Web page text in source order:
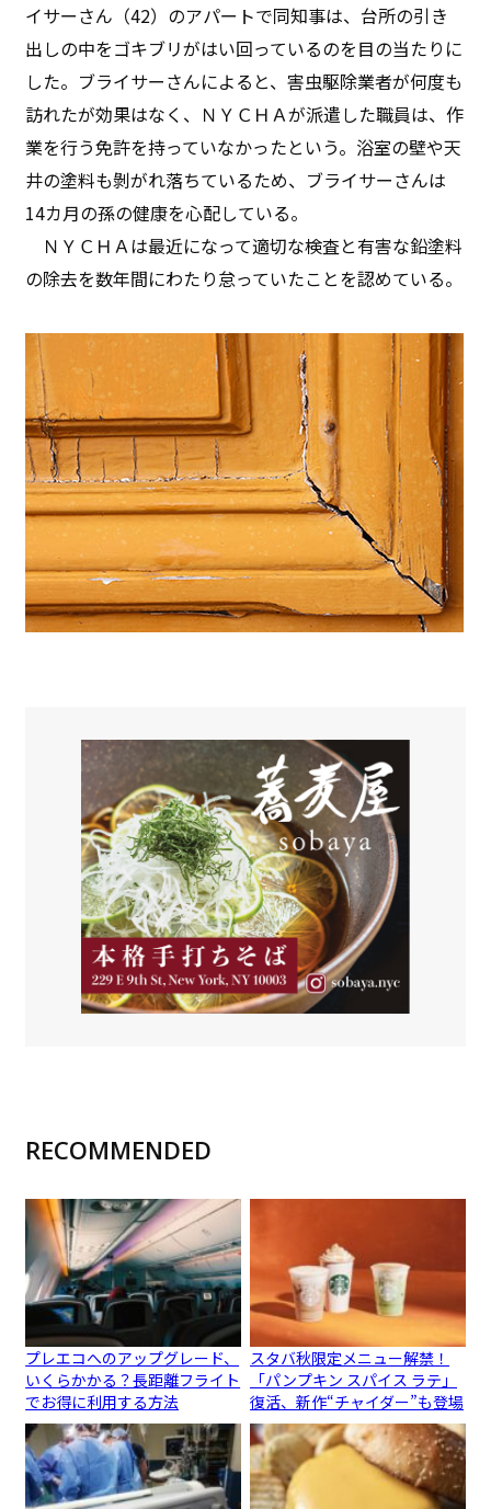
イサーさん（42）のアパートで同知事は、台所の引き
出しの中をゴキブリがはい回っているのを目の当たりに
した。ブライサーさんによると、害虫駆除業者が何度も
訪れたが効果はなく、ＮＹＣＨＡが派遣した職員は、作
業を行う免許を持っていなかったという。浴室の壁や天
井の塗料も剝がれ落ちているため、ブライサーさんは
14カ月の孫の健康を心配している。
ＮＹＣＨＡは最近になって適切な検査と有害な鉛塗料
の除去を数年間にわたり怠っていたことを認めている。
RECOMMENDED
プレエコへのアップグレード、
いくらかかる？長距離フライト
でお得に利用する方法
スタバ秋限定メニュー解禁！
「パンプキン スパイス ラテ」
復活、新作“チャイダー”も登場